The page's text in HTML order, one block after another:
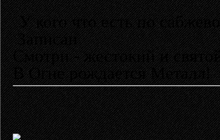
У кого что есть по
Записан
Смотри - жестокий и
В Огне рождается Металл!